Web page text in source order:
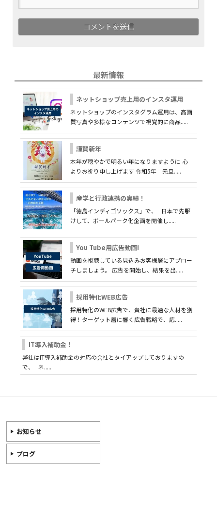
最新情報
ネットショップ売上用のインスタ運用
ネットショップのインスタグラム運用は、高画
質写真や多様なコンテンツで視覚的に商品.....
謹賀新年
本年が穏やかで明るい年になりますように 心
よりお祈り申し上げます 令和5年 元旦.....
産学と行政連携の実績！
「徳島インディゴソックス」で、 日本で先駆
けして、ボールパーク化企画を開催し.....
You Tube用広告動画!
動画を視聴している見込みお客様層にアプロー
チしましょう。 広告を開始し、結果を出.....
採用特化WEB広告
採用特化のWEB広告で、貴社に最適な人材を獲
得！ターゲット層に響く広告戦略で、応.....
IT導入補助金！
弊社はIT導入補助金の対応の会社とタイアップしておりますの
で、 ネ.....
お知らせ
ブログ